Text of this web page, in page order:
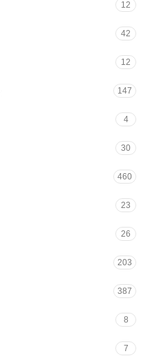
12
42
12
147
4
30
460
23
26
203
387
8
7